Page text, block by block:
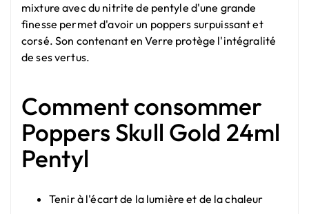
mixture avec du nitrite de pentyle d'une grande
finesse permet d'avoir un poppers surpuissant et
corsé. Son contenant en Verre protège l'intégralité
de ses vertus.
Comment consommer
Poppers Skull Gold 24ml
Pentyl
Tenir à l'écart de la lumière et de la chaleur